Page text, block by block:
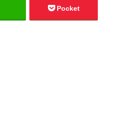
Pocket